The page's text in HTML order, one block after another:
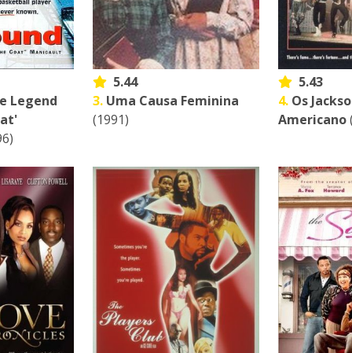
Legend
5.44
3. Uma Causa Feminina
(1991)
5.43
4. Os
Americano